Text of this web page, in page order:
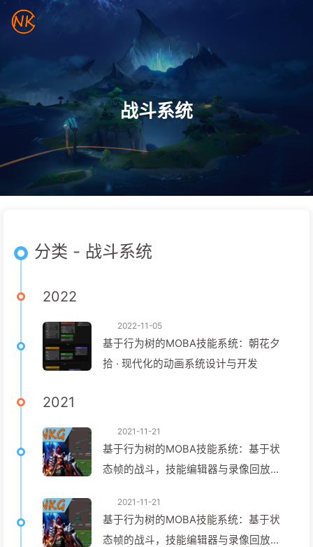
战斗系统
分类 - 战斗系统
2022
2022-11-05
基于行为树的MOBA技能系统：朝花夕
拾 · 现代化的动画系统设计与开发
2021
2021-11-21
基于行为树的MOBA技能系统：基于状
态帧的战斗，技能编辑器与录像回放系
2021-11-21
基于行为树的MOBA技能系统：基于状
态帧的战斗，技能编辑器与录像回放系